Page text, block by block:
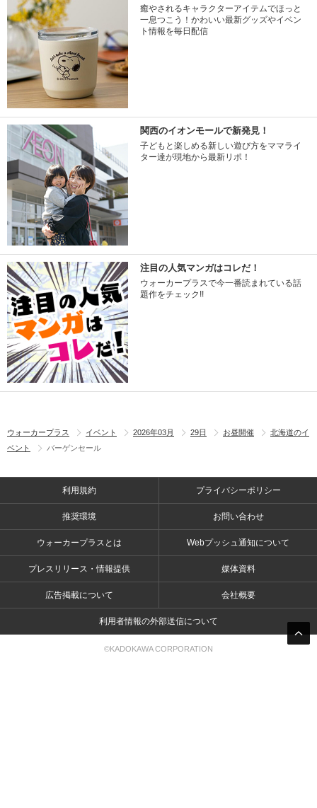
癒やされるキャラクターアイテムでほっと
一息つこう！かわいい最新グッズやイベン
ト情報を毎日配信
関西のイオンモールで新発見！
子どもと楽しめる新しい遊び方をママライ
ター達が現地から最新リポ！
注目の人気マンガはコレだ！
ウォーカープラスで今一番読まれている話
題作をチェック!!
ウォーカープラス イベント 2026年03月 29日 お昼開催
北海道のイ
ベント
バーゲンセール
利用規約 プライバシーポリシー
推奨環境 お問い合わせ
ウォーカープラスとは Webプッシュ通知について
プレスリリース・情報提供 媒体資料
広告掲載について 会社概要
利用者情報の外部送信について
©KADOKAWA CORPORATION